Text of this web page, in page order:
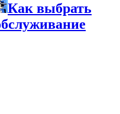
Как выбрать